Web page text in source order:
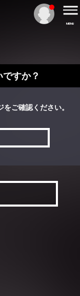
MENU
すか？
ご確認ください。